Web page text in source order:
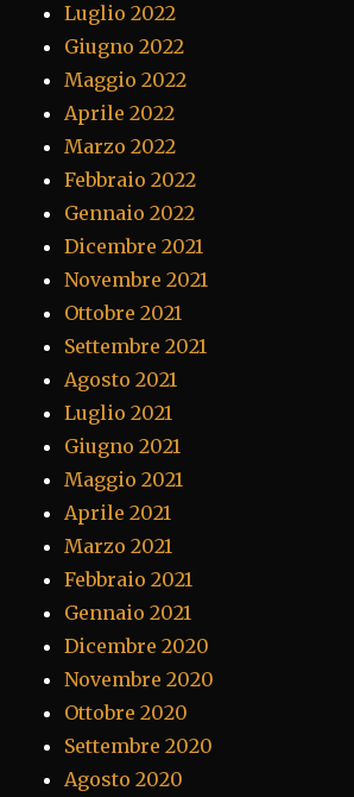
Luglio 2022
Giugno 2022
Maggio 2022
Aprile 2022
Marzo 2022
Febbraio 2022
Gennaio 2022
Dicembre 2021
Novembre 2021
Ottobre 2021
Settembre 2021
Agosto 2021
Luglio 2021
Giugno 2021
Maggio 2021
Aprile 2021
Marzo 2021
Febbraio 2021
Gennaio 2021
Dicembre 2020
Novembre 2020
Ottobre 2020
Settembre 2020
Agosto 2020